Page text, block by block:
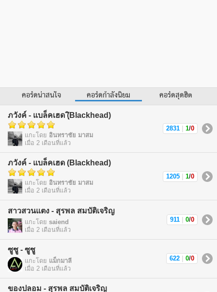
คอร์ดน่าสนใจ คอร์ดกำลังนิยม คอร์ดสุดฮิต
ภวังค์ - แบล็คเฮด (ฺิBlackhead)
แกะโดย อินทราชัย มาสม
เมื่อ 2 เดือนที่แล้ว
2831 1/0
ภวังค์ - แบล็คเฮด (Blackhead)
แกะโดย อินทราชัย มาสม
เมื่อ 2 เดือนที่แล้ว
1205 1/0
สาวสวนแตง - สุรพล สมบัติเจริญ
แกะโดย saiend
เมื่อ 2 เดือนที่แล้ว
911 0/0
ซูซู - ซูซู
แกะโดย แม็กมาลี
เมื่อ 2 เดือนที่แล้ว
622 0/0
ของปลอม - สุรพล สมบัติเจริญ